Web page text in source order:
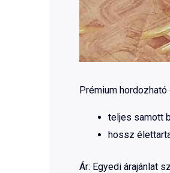
Prémium hordozható
teljes samott
hossz
Ár: Egyedi árajánlat